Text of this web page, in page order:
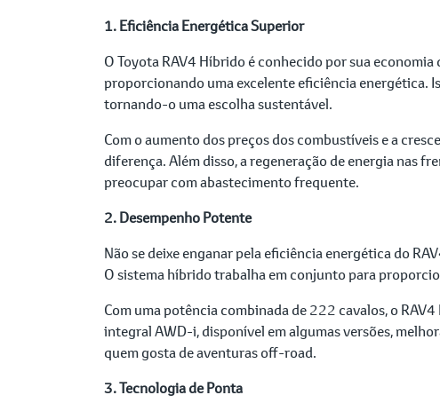
1. Eficiência Energética Superior
O Toyota RAV4 Híbrido é conhecido por sua
proporcionando uma excelente eficiência energética.
tornando-o uma escolha sustentável.
Com o aumento dos preços dos combustíveis e a
diferença. Além disso, a regeneração de energia nas
preocupar com abastecimento frequente.
2. Desempenho Potente
Não se deixe enganar pela eficiência energética do
O sistema híbrido trabalha em conjunto para
Com uma potência combinada de 222 cavalos, o
integral AWD-i, disponível em algumas versões,
quem gosta de aventuras off-road.
3. Tecnologia de Ponta